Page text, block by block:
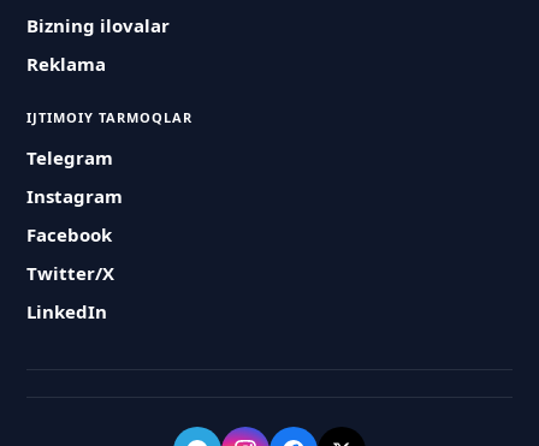
Bizning ilovalar
Reklama
IJTIMOIY TARMOQLAR
Telegram
Instagram
Facebook
Twitter/X
LinkedIn